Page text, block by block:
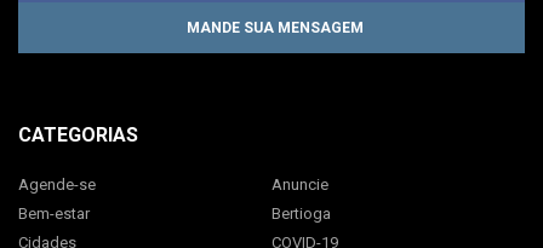
MANDE SUA MENSAGEM
CATEGORIAS
Agende-se
Anuncie
Bem-estar
Bertioga
Cidades
COVID-19